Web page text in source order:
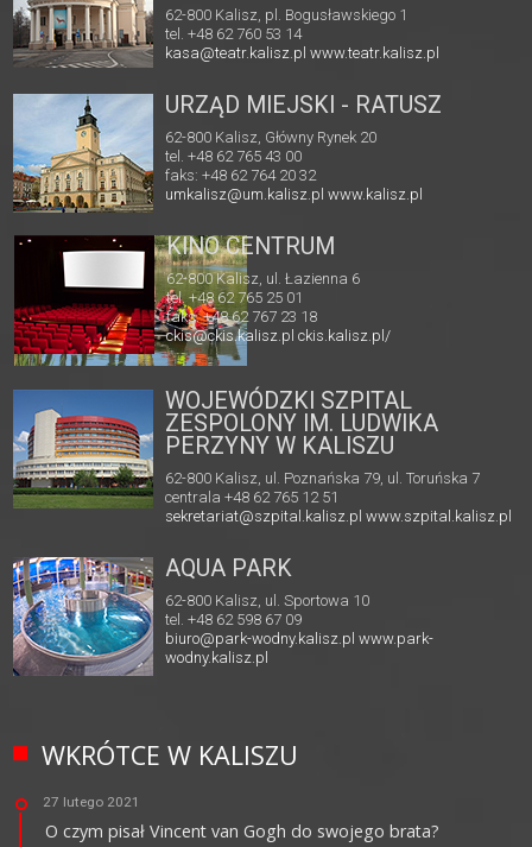
62-800 Kalisz, pl. Bogusławskiego 1
tel. +48 62 760 53 14
kasa@teatr.kalisz.pl www.teatr.kalisz.pl
URZĄD MIEJSKI - RATUSZ
62-800 Kalisz, Główny Rynek 20
tel. +48 62 765 43 00
faks: +48 62 764 20 32
umkalisz@um.kalisz.plwww.kalisz.pl
KINO CENTRUM
62-800 Kalisz, ul. Łazienna 6
tel. +48 62 765 25 01
faks. +48 62 767 23 18
ckis@ckis.kalisz.pl ckis.kalisz.pl/
WOJEWÓDZKI SZPITAL
ZESPOLONY IM. LUDWIKA
PERZYNY W KALISZU
62-800 Kalisz, ul. Poznańska 79, ul. Toruńska 7
centrala +48 62 765 12 51
sekretariat@szpital.kalisz.pl www.szpital.kalisz.pl
AQUA PARK
62-800 Kalisz, ul. Sportowa 10
tel. +48 62 598 67 09
biuro@park-wodny.kalisz.pl www.park-
wodny.kalisz.pl
WKRÓTCE W KALISZU
27 lutego 2021
O czym pisał Vincent van Gogh do swojego brata?